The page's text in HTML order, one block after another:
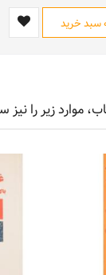
سبد خرید
موارد زیر را